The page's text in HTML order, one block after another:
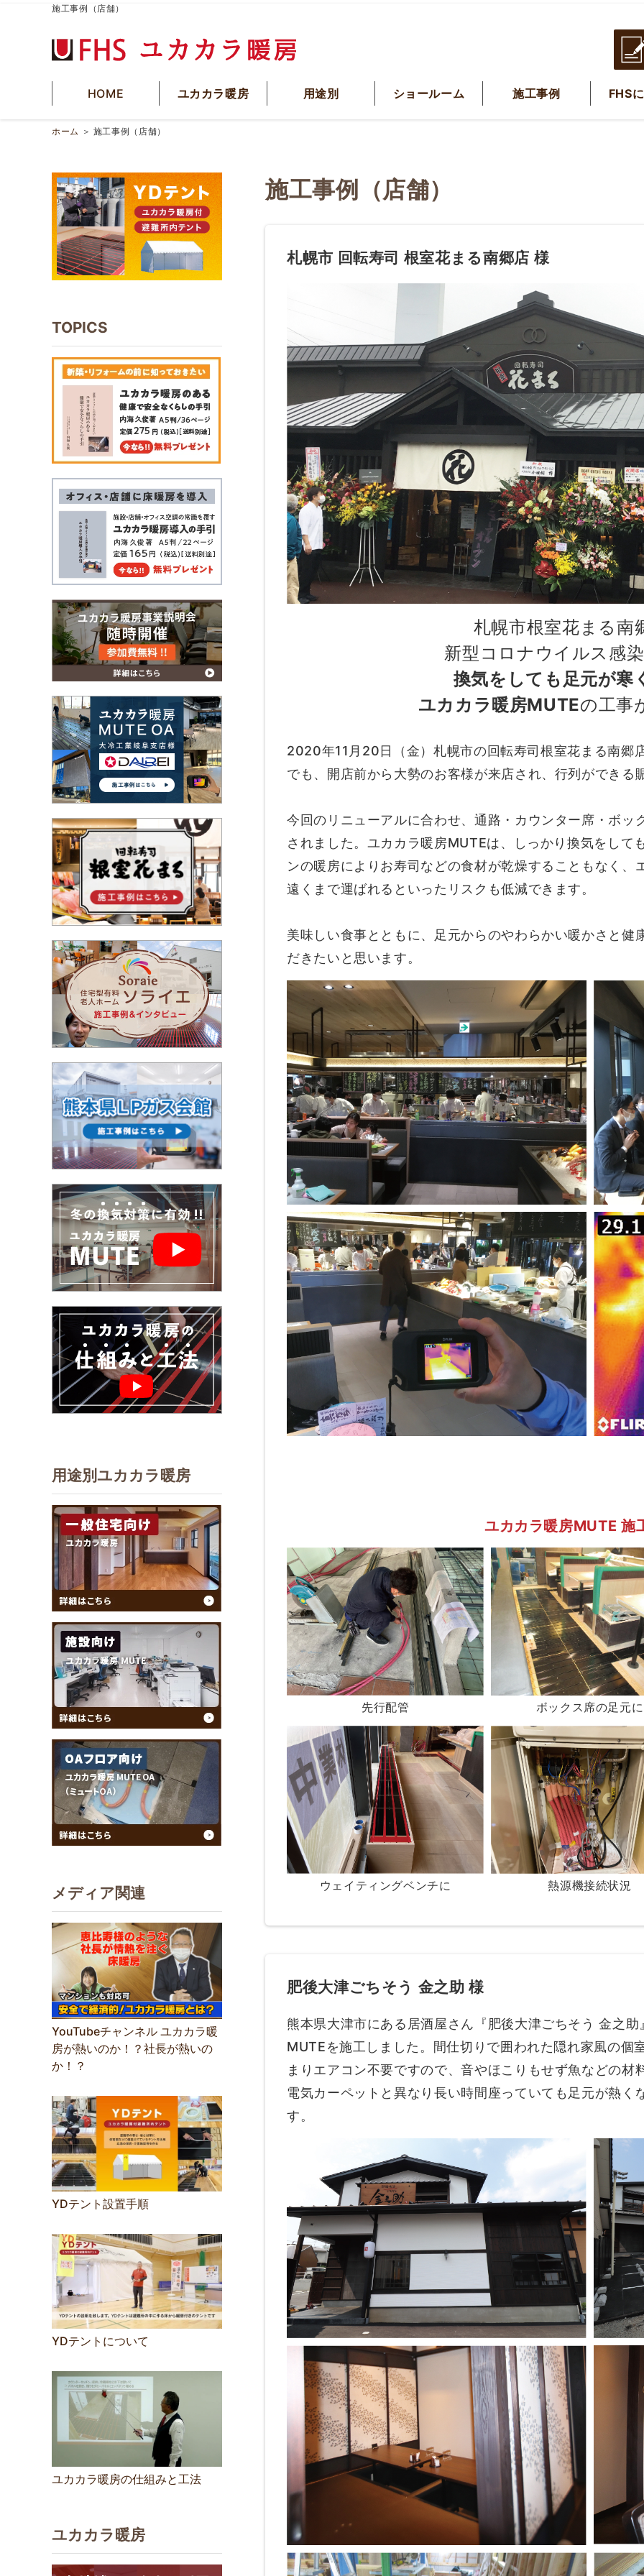
施工事例（店舗）
HOME ユカカラ暖房 用途別 ショールーム 施工事例 FHS
ホーム ＞ 施工事例（店舗）
施工事例（店舗）
札幌市 回転寿司 根室花まる南郷店 様
札幌市根室花まる南
新型コロナウイルス感
換気をしても足元が寒
ユカカラ暖房MUTEの工事
2020年11月20日（金）札幌市の回転寿司根室花まる南郷
でも、開店前から大勢のお客様が来店され、行列ができる
今回のリニューアルに合わせ、通路・カウンター席・ボ
されました。ユカカラ暖房MUTEは、しっかり換気をして
ンの暖房によりお寿司などの食材が乾燥することもなく
遠くまで運ばれるといったリスクも低減できます。
美味しい食事とともに、足元からのやわらかい暖かさと
だきたいと思います。
ユカカラ暖房MUTE 施
先行配管 ボックス席の足元に
ウェイティングベンチに 熱源機接続状況
肥後大津ごちそう 金之助 様
熊本県大津市にある居酒屋さん『肥後大津ごちそう 金之
MUTEを施工しました。間仕切りで囲われた隠れ家風の個
まりエアコン不要ですので、音やほこりもせず魚などの材
電気カーペットと異なり長い時間座っていても足元が熱
す。
TOPICS
用途別ユカカラ暖房
メディア関連
YouTubeチャンネル ユカカラ暖
房が熱いのか！？社長が熱いの
か！？
YDテント設置手順
YDテントについて
ユカカラ暖房の仕組みと工法
ユカカラ暖房